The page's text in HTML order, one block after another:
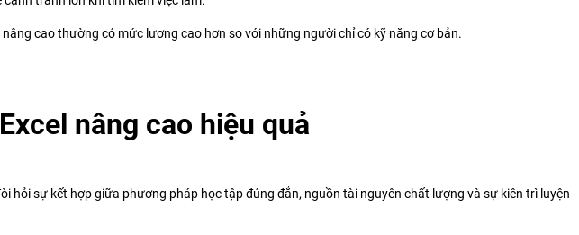
cao thường có mức lương cao hơn so với những người chỉ có kỹ năng cơ bản.
nâng cao hiệu quả
hỏi sự kết hợp giữa phương pháp học tập đúng đắn, nguồn tài nguyên chất lượng và sự kiên trì luyện